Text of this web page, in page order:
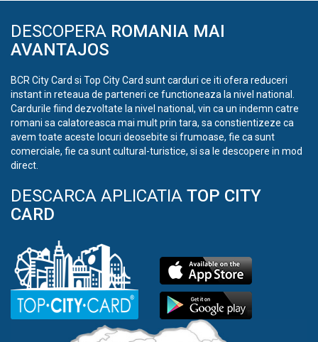
DESCOPERA ROMANIA MAI
AVANTAJOS
BCR City Card si Top City Card sunt carduri ce iti ofera reduceri
instant in reteaua de parteneri ce functioneaza la nivel national.
Cardurile fiind dezvoltate la nivel national, vin ca un indemn catre
romani sa calatoreasca mai mult prin tara, sa constientizeze ca
avem toate aceste locuri deosebite si frumoase, fie ca sunt
comerciale, fie ca sunt cultural-turistice, si sa le descopere in mod
direct.
DESCARCA APLICATIA TOP CITY
CARD